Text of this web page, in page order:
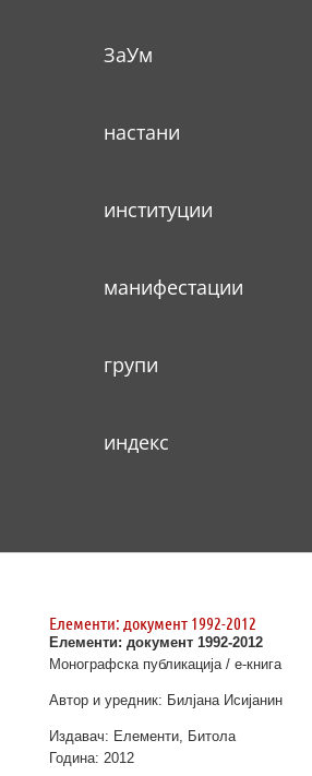
ЗаУм
настани
институции
манифестации
групи
индекс
Елементи: документ 1992-2012
Елементи: документ 1992-2012
Монoграфска публикација / е-книга
Автор и уредник: Билјана Исијанин
Издавач: Елементи, Битола
Година: 2012